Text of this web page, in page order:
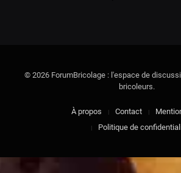
© 2026 ForumBricolage : l'espace de
bricoleurs.
À propos Contact
Politique de